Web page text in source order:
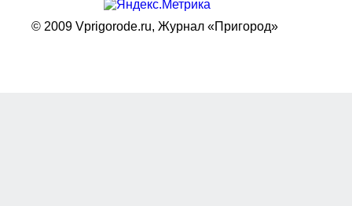
© 2009 Vprigorode.ru, Журнал «Пригород»